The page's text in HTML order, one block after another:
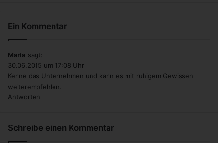
l
c
t
i
o
n
Ein Kommentar
Maria sagt:
30.06.2015 um 17:08 Uhr
Kenne das Unternehmen und kann es mit ruhigem Gewissen
weiterempfehlen.
Antworten
Schreibe einen Kommentar